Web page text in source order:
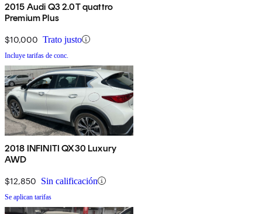
2015 Audi Q3 2.0T quattro
Premium Plus
$10,000 Trato justo
Incluye tarifas de conc.
2018 INFINITI QX30 Luxury
AWD
$12,850 Sin calificación
Se aplican tarifas